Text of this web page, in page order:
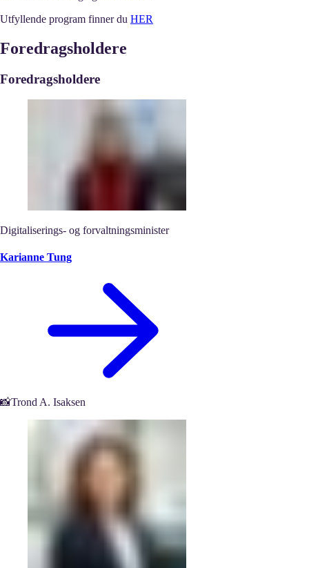
Utfyllende program finner du HER
Foredragsholdere
Foredragsholdere
Digitaliserings- og forvaltningsminister
Karianne Tung
📸Trond A. Isaksen